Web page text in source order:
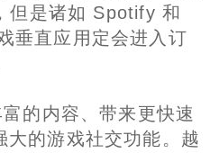
但是诸如 Spotify 和
垂直应用定会进入订
的内容、带来更快速
大的游戏社交功能。越